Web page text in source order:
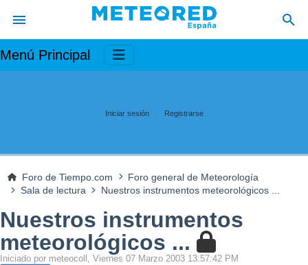
Menú Principal
Iniciar sesión Registrarse
Foro de Tiempo.com
Foro general de Meteorología
Sala de lectura
Nuestros instrumentos meteorológicos ...
Nuestros instrumentos
meteorológicos ...
Iniciado por meteocoll, Viernes 07 Marzo 2003 13:57:42 PM